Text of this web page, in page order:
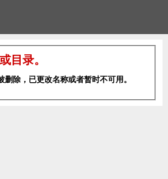
目录。
除，已更改名称或者暂时不可用。